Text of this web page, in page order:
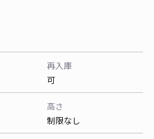
再入庫
可
高さ
制限なし